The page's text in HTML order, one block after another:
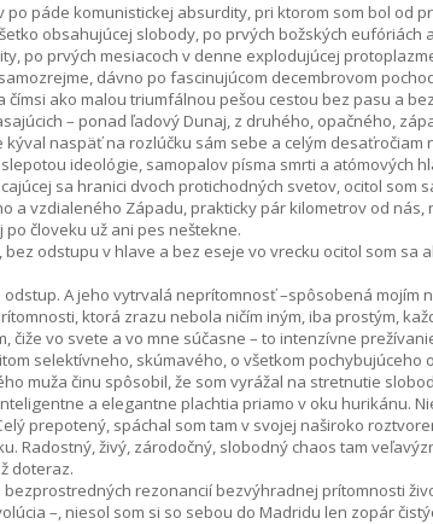
po páde komunistickej absurdity, pri ktorom som bol od
obsahujúcej slobody, po prvých božských eufóriách
po prvých mesiacoch v denne explodujúcej
dávno po fascinujúcom decembrovom
ako malou triumfálnou pešou cestou bez pasu a
– ponad ľadový Dunaj, z druhého, opačného,
naspäť na rozlúčku sám sebe a celým desaťročiam
ideológie, samopalov písma smrti a atómových
sa hranici dvoch protichodných svetov, ocitol som
a vzdialeného Západu, prakticky pár kilometrov od
človeku už ani pes neštekne.
odstupu v hlave a bez eseje vo vrecku ocitol som sa
A jeho vytrvalá neprítomnosť –spôsobená mojím
ktorá zrazu nebola ničím iným, iba prostým,
čiže vo svete a vo mne súčasne – to intenzívne
selektívneho, skúmavého, o všetkom pochybujúceho
muža činu spôsobil, že som vyrážal na stretnutie
a elegantne plachtia priamo v oku hurikánu.
prepotený, spáchal som tam v svojej naširoko
Radostný, živý, zárodočný, slobodný chaos tam
doteraz.
rezonancií bezvýhradnej prítomnosti
–, niesol som si so sebou do Madridu len zopár